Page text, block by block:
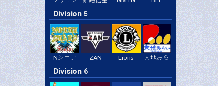
Division 5
Nシニア ZAN Lions 大地みら
Division 6